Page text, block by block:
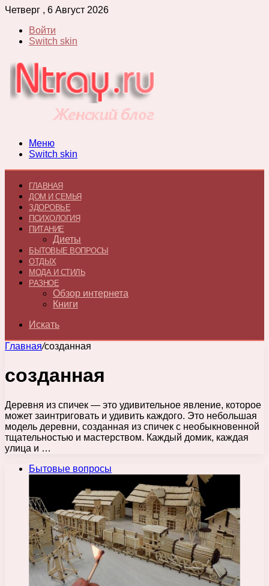
Четверг , 6 Август 2026
Войти
Switch skin
Меню
Switch skin
ГЛАВНАЯ
ДОМ И СЕМЬЯ
ЗДОРОВЬЕ
ПСИХОЛОГИЯ
ПИТАНИЕ
Диеты
БЫТОВЫЕ ВОПРОСЫ
ОТДЫХ
МОДА И СТИЛЬ
РАЗНОЕ
Обзор интернета
Книги
Искать
Главная/созданная
созданная
Деревня из спичек — это удивительное явление, которое
может заинтриговать и удивить каждого. Это небольшая
модель деревни, созданная из спичек с необыкновенной
тщательностью и мастерством. Каждый домик, каждая
улица и …
Бытовые вопросы